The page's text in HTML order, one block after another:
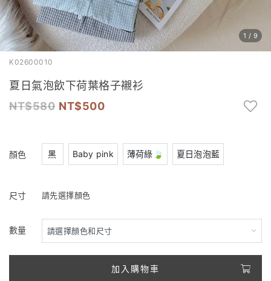
1 / 9
K02600010
夏日氣泡飲下荷葉格子襯衫
580
500
顏色 黑 Baby pink 薄荷綠🍃 夏日泡泡藍
尺寸 請先選擇顏色
數量
加入購物車